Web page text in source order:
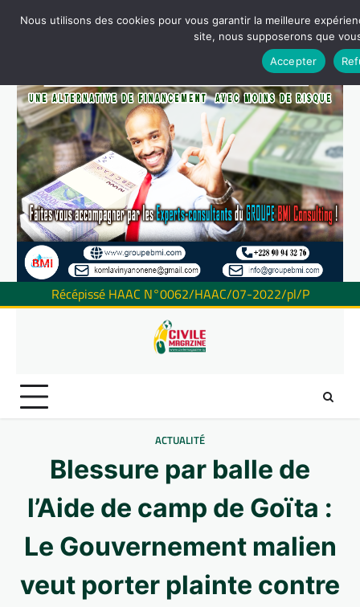
Récépissé HAAC N°0062/HAAC/07-2022/pl/P
ACTUALITÉ
Blessure par balle de
l’Aide de camp de Goïta :
Le Gouvernement malien
veut porter plainte contre
Nous utilisons des cookies pour vous garantir la meilleure
site, nous supposerons que
Accepter